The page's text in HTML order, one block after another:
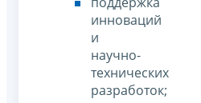
инноваций
и
научно-
технических
разработок;